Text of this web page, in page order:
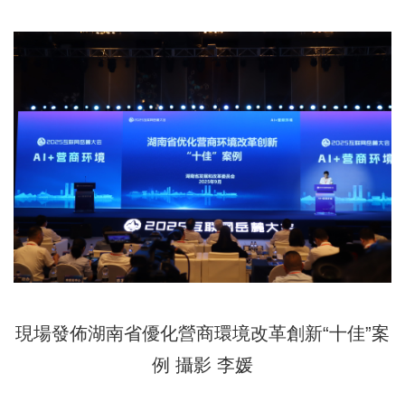
現場發佈湖南省優化營商環境改革創新“十佳”案
例 攝影 李媛